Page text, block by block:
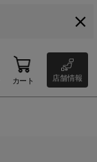
カート 店舗情報